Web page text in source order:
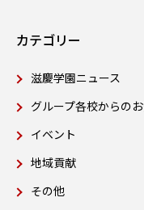
カテゴリー
滋慶学園ニュース
グループ各校からの
イベント
地域貢献
その他